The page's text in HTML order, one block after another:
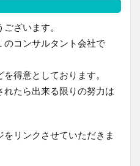
ざいます。
のコンサルタント会社で
得意としております。
たら出来る限りの努力は
をリンクさせていただきま